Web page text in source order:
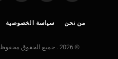
من نحن سياسة الخصوصية
© 2026 . جميع الحقوق محفوظة بواسطة